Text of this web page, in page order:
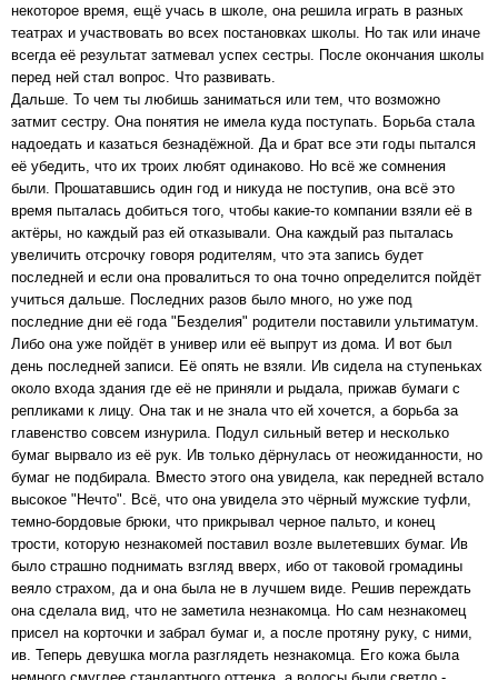
некоторое время, ещё учась в школе, она решила играть в разных
театрах и участвовать во всех постановках школы. Но так или иначе
всегда её результат затмевал успех сестры. После окончания школы
перед ней стал вопрос. Что развивать.
Дальше. То чем ты любишь заниматься или тем, что возможно
затмит сестру. Она понятия не имела куда поступать. Борьба стала
надоедать и казаться безнадёжной. Да и брат все эти годы пытался
её убедить, что их троих любят одинаково. Но всё же сомнения
были. Прошатавшись один год и никуда не поступив, она всё это
время пыталась добиться того, чтобы какие-то компании взяли её в
актёры, но каждый раз ей отказывали. Она каждый раз пыталась
увеличить отсрочку говоря родителям, что эта запись будет
последней и если она провалиться то она точно определится пойдёт
учиться дальше. Последних разов было много, но уже под
последние дни её года "Безделия" родители поставили ультиматум.
Либо она уже пойдёт в универ или её выпрут из дома. И вот был
день последней записи. Её опять не взяли. Ив сидела на ступеньках
около входа здания где её не приняли и рыдала, прижав бумаги с
репликами к лицу. Она так и не знала что ей хочется, а борьба за
главенство совсем изнурила. Подул сильный ветер и несколько
бумаг вырвало из её рук. Ив только дёрнулась от неожиданности, но
бумаг не подбирала. Вместо этого она увидела, как передней встало
высокое "Нечто". Всё, что она увидела это чёрный мужские туфли,
темно-бордовые брюки, что прикрывал черное пальто, и конец
трости, которую незнакомей поставил возле вылетевших бумаг. Ив
было страшно поднимать взгляд вверх, ибо от таковой громадины
веяло страхом, да и она была не в лучшем виде. Решив переждать
она сделала вид, что не заметила незнакомца. Но сам незнакомец
присел на корточки и забрал бумаг и, а после протяну руку, с ними,
ив. Теперь девушка могла разглядеть незнакомца. Его кожа была
немного смуглее стандартного оттенка, а волосы были светло -